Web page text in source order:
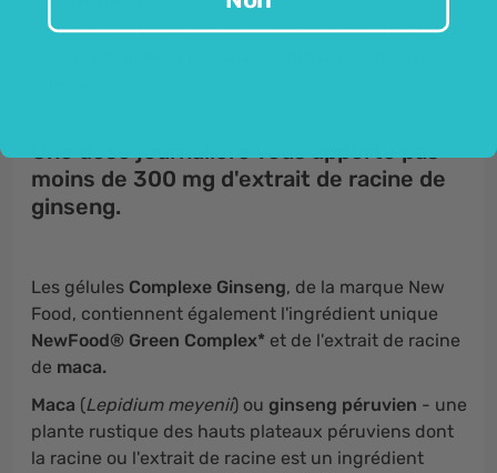
favorise lavitalitéet les performances physiques
Une dose journalière vous apporte pas
moins de 300 mg d'extrait de racine de
ginseng.
Les gélules Complexe Ginseng, de la marque New
Food, contiennent également l'ingrédient unique
NewFood® Green Complex* et de l'extrait de racine
de maca.
Maca (Lepidium meyenii) ou ginseng péruvien - une
plante rustique des hauts plateaux péruviens dont
la racine ou l'extrait de racine est un ingrédient